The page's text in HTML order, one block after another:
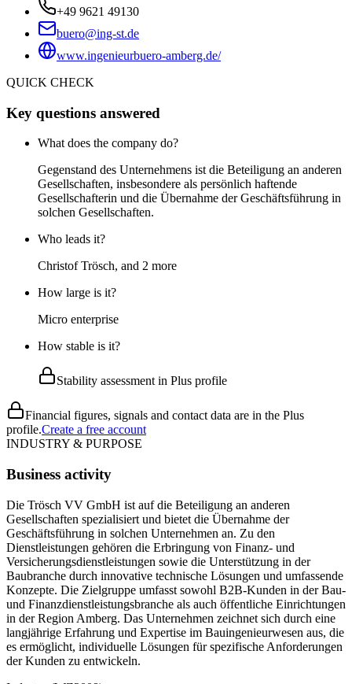
+49 9621 49130
buero@ing-st.de
www.ingenieurbuero-amberg.de/
QUICK CHECK
Key questions answered
What does the company do?
Gegenstand des Unternehmens ist die Beteiligung an anderen
Gesellschaften, insbesondere als persönlich haftende
Gesellschafterin und die Übernahme der Geschäftsführung in
solchen Gesellschaften.
Who leads it?
Christof Trösch, and 2 more
How large is it?
Micro enterprise
How stable is it?
Stability assessment in Plus profile
Financial figures, signals and contact data are in the Plus
profile.Create a free account
INDUSTRY & PURPOSE
Business activity
Die Trösch VV GmbH ist auf die Beteiligung an anderen
Gesellschaften spezialisiert und bietet die Übernahme der
Geschäftsführung in solchen Unternehmen an. Zu den
Dienstleistungen gehören die Erbringung von Finanz- und
Versicherungsdienstleistungen sowie die Unterstützung in der
Baubranche durch innovative technische Lösungen und umfassende
Konzepte. Die Zielgruppe umfasst sowohl B2B-Kunden in der Bau-
und Finanzdienstleistungsbranche als auch öffentliche Einrichtungen
in der Region Amberg. Das Unternehmen zeichnet sich durch eine
langjährige Erfahrung und Expertise im Bauingenieurwesen aus, die
es ermöglicht, individuelle Lösungen für spezifische Anforderungen
der Kunden zu entwickeln.